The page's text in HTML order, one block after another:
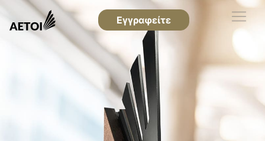
Εγγραφείτε